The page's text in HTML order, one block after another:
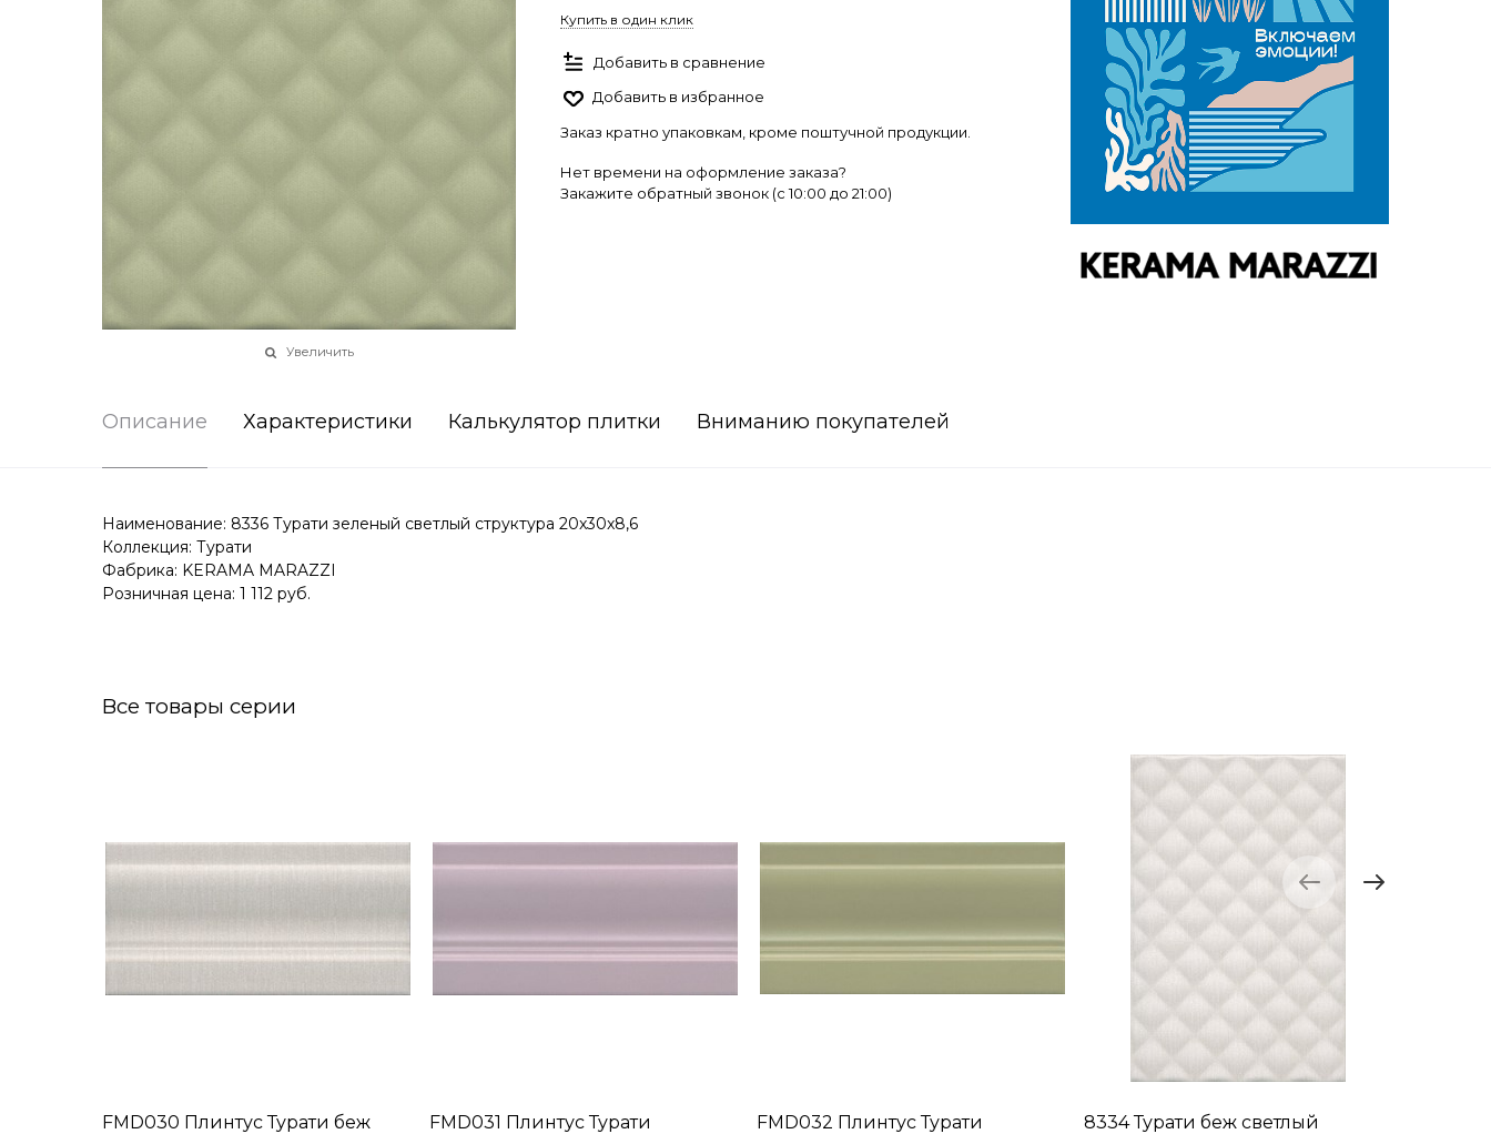
Увеличить
Купить в один клик
Добавить в сравнение
Добавить в избранное
Заказ кратно упаковкам, кроме поштучной продукции.
Нет времени на оформление заказа?
Закажите обратный звонок (c 10:00 до 21:00)
Описание Характеристики Калькулятор плитки Вниманию покупателей
Наименование: 8336 Турати зеленый светлый структура 20x30x8,6
Коллекция: Турати
Фабрика: KERAMA MARAZZI
Розничная цена: 1 112 руб.
Все товары серии
FMD030 Плинтус Турати беж
FMD031 Плинтус Турати
FMD032 Плинтус Турати
8334 Турати беж светлый